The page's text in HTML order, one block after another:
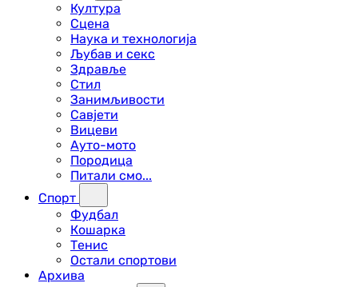
Култура
Сцена
Наука и технологија
Љубав и секс
Здравље
Стил
Занимљивости
Савјети
Вицеви
Ауто-мото
Породица
Питали смо...
Спорт
Фудбал
Кошарка
Тенис
Остали спортови
Архива